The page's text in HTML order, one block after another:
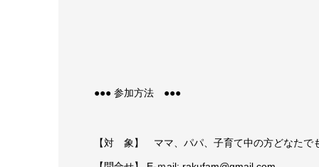
●●● 参加方法 ●●●
【対 象】 ママ、パパ、子育て中の方どなたで